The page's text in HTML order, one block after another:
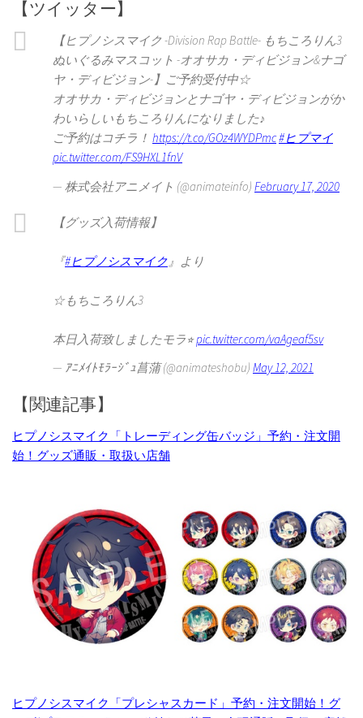
【ツイッター】
【ヒプノシスマイク -Division Rap Battle- もちころりん3
ぬいぐるみマスコット -オオサカ・ディビジョン&ナゴ
ヤ・ディビジョン-】ご予約受付中☆
オオサカ・ディビジョンとナゴヤ・ディビジョンがか
わいらしいもちころりんになりました♪
ご予約はコチラ！ https://t.co/GOz4WYDPmc#ヒプマイ
pic.twitter.com/FS9HXL1fnV
— 株式会社アニメイト (@animateinfo) February 17, 2020
【グッズ入荷情報】
『#ヒプノシスマイク 』より
☆もちころりん3
本日入荷致しましたモラ⭐︎pic.twitter.com/vaAgeaf5sv
— ｱﾆﾒｲﾄﾓﾗｰｼﾞｭ菖蒲 (@animateshobu) May 12, 2021
【関連記事】
ヒプノシスマイク「トレーディング缶バッジ」予約・注文開
始！グッズ通販・取扱い店舗
ヒプノシスマイク「プレシャスカード」予約・注文開始！グ